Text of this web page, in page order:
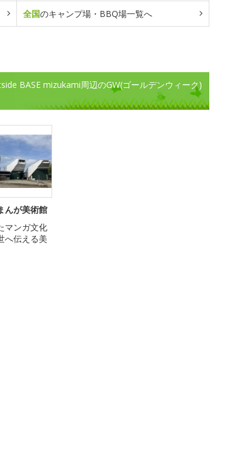
全国のキャンプ場・BBQ場一覧へ
BASE mizukami周辺のGW(ゴールデンウィーク)
んが美術館
マンガ文化
へ伝える美